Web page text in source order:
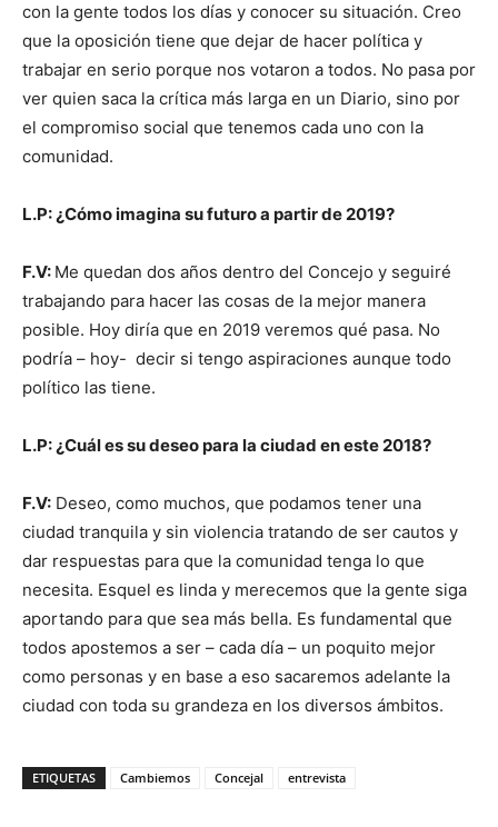
con la gente todos los días y conocer su situación. Creo
que la oposición tiene que dejar de hacer política y
trabajar en serio porque nos votaron a todos. No pasa por
ver quien saca la crítica más larga en un Diario, sino por
el compromiso social que tenemos cada uno con la
comunidad.
L.P: ¿Cómo imagina su futuro a partir de 2019?
F.V: Me quedan dos años dentro del Concejo y seguiré
trabajando para hacer las cosas de la mejor manera
posible. Hoy diría que en 2019 veremos qué pasa. No
podría – hoy- decir si tengo aspiraciones aunque todo
político las tiene.
L.P: ¿Cuál es su deseo para la ciudad en este 2018?
F.V: Deseo, como muchos, que podamos tener una
ciudad tranquila y sin violencia tratando de ser cautos y
dar respuestas para que la comunidad tenga lo que
necesita. Esquel es linda y merecemos que la gente siga
aportando para que sea más bella. Es fundamental que
todos apostemos a ser – cada día – un poquito mejor
como personas y en base a eso sacaremos adelante la
ciudad con toda su grandeza en los diversos ámbitos.
ETIQUETAS Cambiemos Concejal entrevista